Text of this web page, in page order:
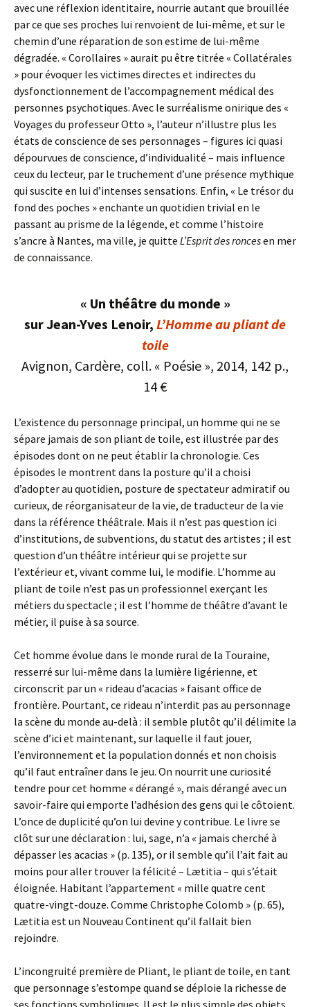
avec une réflexion identitaire, nourrie autant que brouillée
par ce que ses proches lui renvoient de lui-même, et sur le
chemin d’une réparation de son estime de lui-même
dégradée. « Corollaires » aurait pu être titrée « Collatérales
» pour évoquer les victimes directes et indirectes du
dysfonctionnement de l’accompagnement médical des
personnes psychotiques. Avec le surréalisme onirique des «
Voyages du professeur Otto », l’auteur n’illustre plus les
états de conscience de ses personnages – figures ici quasi
dépourvues de conscience, d’individualité – mais influence
ceux du lecteur, par le truchement d’une présence mythique
qui suscite en lui d’intenses sensations. Enfin, « Le trésor du
fond des poches » enchante un quotidien trivial en le
passant au prisme de la légende, et comme l’histoire
s’ancre à Nantes, ma ville, je quitte L’Esprit des roncesen mer
de connaissance.
« Un théâtre du monde »
sur Jean-Yves Lenoir, L’Homme au pliant de
toile
Avignon, Cardère, coll. « Poésie », 2014, 142 p.,
14 €
L’existence du personnage principal, un homme qui ne se
sépare jamais de son pliant de toile, est illustrée par des
épisodes dont on ne peut établir la chronologie. Ces
épisodes le montrent dans la posture qu’il a choisi
d’adopter au quotidien, posture de spectateur admiratif ou
curieux, de réorganisateur de la vie, de traducteur de la vie
dans la référence théâtrale. Mais il n’est pas question ici
d’institutions, de subventions, du statut des artistes ; il est
question d’un théâtre intérieur qui se projette sur
l’extérieur et, vivant comme lui, le modifie. L’homme au
pliant de toile n’est pas un professionnel exerçant les
métiers du spectacle ; il est l’homme de théâtre d’avant le
métier, il puise à sa source.
Cet homme évolue dans le monde rural de la Touraine,
resserré sur lui-même dans la lumière ligérienne, et
circonscrit par un « rideau d’acacias » faisant office de
frontière. Pourtant, ce rideau n’interdit pas au personnage
la scène du monde au-delà : il semble plutôt qu’il délimite la
scène d’ici et maintenant, sur laquelle il faut jouer,
l’environnement et la population donnés et non choisis
qu’il faut entraîner dans le jeu. On nourrit une curiosité
tendre pour cet homme « dérangé », mais dérangé avec un
savoir-faire qui emporte l’adhésion des gens qui le côtoient.
L’once de duplicité qu’on lui devine y contribue. Le livre se
clôt sur une déclaration : lui, sage, n’a « jamais cherché à
dépasser les acacias » (p. 135), or il semble qu’il l’ait fait au
moins pour aller trouver la félicité – Lætitia – qui s’était
éloignée. Habitant l’appartement « mille quatre cent
quatre-vingt-douze. Comme Christophe Colomb » (p. 65),
Lætitia est un Nouveau Continent qu’il fallait bien
rejoindre.
L’incongruité première de Pliant, le pliant de toile, en tant
que personnage s’estompe quand se déploie la richesse de
ses fonctions symboliques. Il est le plus simple des objets